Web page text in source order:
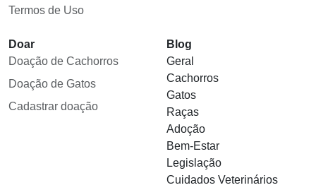
Termos de Uso
Doar
Doação de Cachorros
Doação de Gatos
Cadastrar doação
Blog
Geral
Cachorros
Gatos
Raças
Adoção
Bem-Estar
Legislação
Cuidados Veterinários